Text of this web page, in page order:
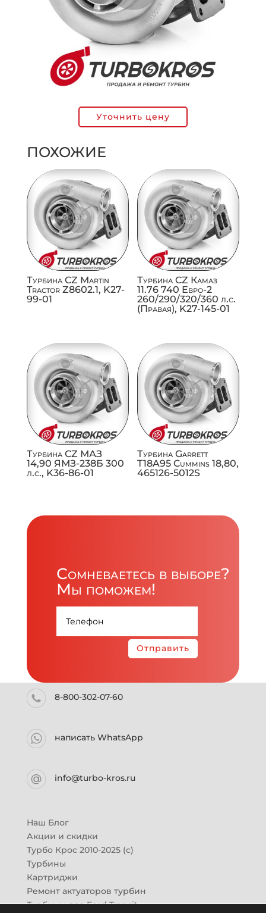
Уточнить цену
ПОХОЖИЕ
Турбина CZ Martin
Tractor Z8602.1, K27-
99-01
Турбина CZ Камаз
11.76 740 Евро-2
260/290/320/360 л.с.
(Правая), K27-145-01
Турбина CZ МАЗ
14,90 ЯМЗ-238Б 300
л.с., K36-86-01
Турбина Garrett
T18A95 Cummins 18,80,
465126-5012S
Сомневаетесь в выборе?
Мы поможем!
Отправить
8-800-302-07-60
написать WhatsApp
info@turbo-kros.ru
Наш Блог
Акции и скидки
Турбо Крос 2010-2025 (с)
Турбины
Картриджи
Ремонт актуаторов турбин
Турбины для Ford Transit